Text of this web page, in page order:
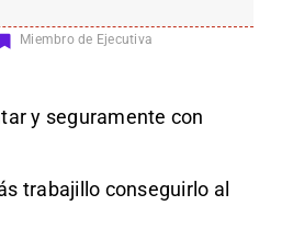
Miembro de Ejecutiva
y seguramente con
trabajillo conseguirlo al